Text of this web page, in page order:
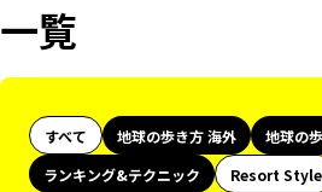
一覧
すべて 地球の歩き方 海外 地球の
ランキング&テクニック
Resort Style